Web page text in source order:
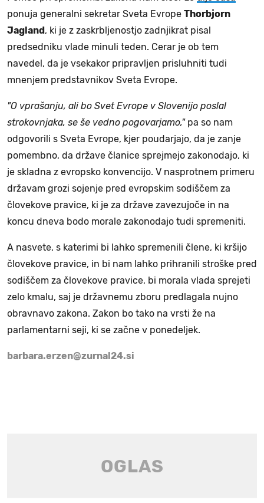
ponuja generalni sekretar Sveta Evrope Thorbjorn
Jagland , ki je z zaskrbljenostjo zadnjikrat pisal
predsedniku vlade minuli teden. Cerar je ob tem
navedel, da je vsekakor pripravljen prisluhniti tudi
mnenjem predstavnikov Sveta Evrope.
"O vprašanju, ali bo Svet Evrope v Slovenijo poslal
strokovnjaka, se še vedno pogovarjamo,"pa so nam
odgovorili s Sveta Evrope, kjer poudarjajo, da je zanje
pomembno, da države članice sprejmejo zakonodajo, ki
je skladna z evropsko konvencijo. V nasprotnem primeru
državam grozi sojenje pred evropskim sodiščem za
človekove pravice, ki je za države zavezujoče in na
koncu dneva bodo morale zakonodajo tudi spremeniti.
A nasvete, s katerimi bi lahko spremenili člene, ki kršijo
človekove pravice, in bi nam lahko prihranili stroške pred
sodiščem za človekove pravice, bi morala vlada sprejeti
zelo kmalu, saj je državnemu zboru predlagala nujno
obravnavo zakona. Zakon bo tako na vrsti že na
parlamentarni seji, ki se začne v ponedeljek.
barbara.erzen@zurnal24.si